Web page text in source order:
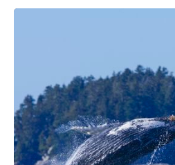
beren zien lopen langs de